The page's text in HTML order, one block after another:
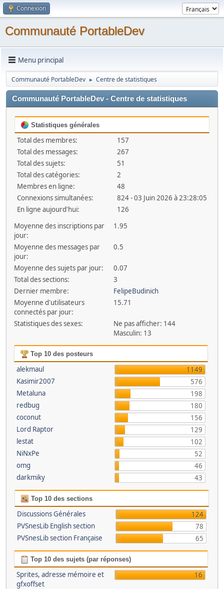
Connexion
Communauté PortableDev
Menu principal
Communauté PortableDev ► Centre de statistiques
Communauté PortableDev - Centre de statistiques
Statistiques générales
Total des membres:
157
Total des messages:
267
Total des sujets:
51
Total des catégories:
2
Membres en ligne:
48
Connexions simultanées:
824 - 03 Juin 2026 à 23:28:05
En ligne aujourd'hui:
126
Moyenne des inscriptions par
jour:
1.95
Moyenne des messages par
jour:
0.5
Moyenne des sujets par jour:
0.07
Total des sections:
3
Dernier membre:
FelipeBudinich
Moyenne d'utilisateurs
connectés par jour:
15.71
Statistiques des sexes:
Ne pas afficher: 144
Masculin: 13
Top 10 des posteurs
alekmaul
1149
Kasimir2007
576
Metaluna
198
redbug
180
coconut
156
Lord Raptor
129
lestat
102
NiNxPe
52
omg
46
darkmiky
43
Top 10 des sections
Discussions Générales
124
PVSnesLib English section
78
PVSnesLib section Française
65
Top 10 des sujets (par réponses)
Sprites, adresse mémoire et
gfxoffset
16